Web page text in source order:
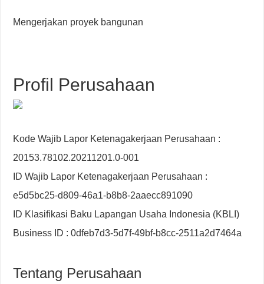
Mengerjakan proyek bangunan
Profil Perusahaan
Kode Wajib Lapor Ketenagakerjaan Perusahaan :
20153.78102.20211201.0-001
ID Wajib Lapor Ketenagakerjaan Perusahaan :
e5d5bc25-d809-46a1-b8b8-2aaecc891090
ID Klasifikasi Baku Lapangan Usaha Indonesia (KBLI)
Business ID : 0dfeb7d3-5d7f-49bf-b8cc-2511a2d7464a
Tentang Perusahaan